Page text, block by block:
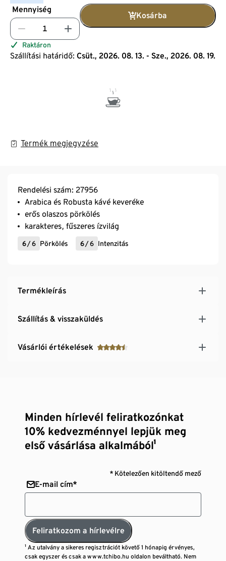
Mennyiség
Kosárba
Raktáron
Szállítási határidő: Csüt., 2026. 08. 13. - Sze., 2026. 08. 19.
Termék megjegyzése
Rendelési szám: 27956
Arabica és Robusta kávé keveréke
erős olaszos pörkölés
karakteres, fűszeres ízvilág
6 /6 Pörkölés 6 /6 Intenzitás
Termékleírás
Szállítás & visszaküldés
Vásárlói értékelések
Minden hírlevél feliratkozónkat
10% kedvezménnyel lepjük meg
első vásárlása alkalmából¹
* Kötelezően kitöltendő mező
E-mail cím*
Feliratkozom a hírlevélre
¹ Az utalvány a sikeres regisztrációt követő 1 hónapig érvényes,
csak egyszer és csak a www.tchibo.hu oldalon beváltható. Nem